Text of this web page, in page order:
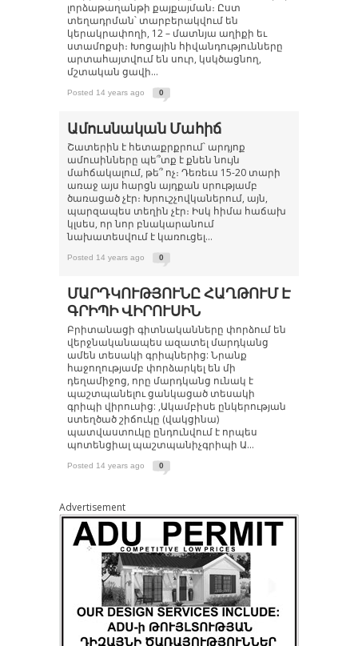
լորձաթաղանթի քայքայման։ Ըստ
տեղադրման՝ տարբերակվում են
կերակրափողի, 12 – մատնյա աղիքի եւ
ստամոքսի։ Խոցային հիվանդությունները
արտահայտվում են սուր, կսկծացնող,
մշտական ցավի...
Posted 14 years ago 0
Ամուսնական Մահիճ
Շատերին է հետաքրքրում՝ արդյոք
ամուսինները պե՞տք է քնեն նույն
մահճակալում, թե՞ ոչ։ Դեռեւս 15-20 տարի
առաջ այս հարցն այդքան սրությամբ
ծառացած չէր։ Խրուշչովկաներում, այն,
պարզապես տեղին չէր։ Իսկ հիմա հաճախ
կլսես, որ նոր բնակարանում
նախատեսվում է կառուցել...
Posted 14 years ago 0
ՄԱՐԴԿՈՒԹՅՈՒՆԸ ՀԱՂԹՈՒՄ Է
ԳՐԻՊԻ ՎԻՐՈՒՍԻՆ
Բրիտանացի գիտնականները փորձում են
վերջնականապես ազատել մարդկանց
ամեն տեսակի գրիպներից: Նրանք
հաջողությամբ փորձարկել են մի
դեղամիջոց, որը մարդկանց ունակ է
պաշտպանելու ցանկացած տեսակի
գրիպի վիրուսից: ,Ակամբիսե ընկերության
ստեղծած շիճուկը (վակցինա)
պատվաստուկը ընդունվում է որպես
պոտենցիալ պաշտպանիչգրիպի Ա...
Posted 14 years ago 0
Advertisement